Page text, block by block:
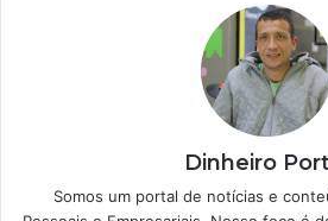
Dinheiro
Somos um portal de notícias e